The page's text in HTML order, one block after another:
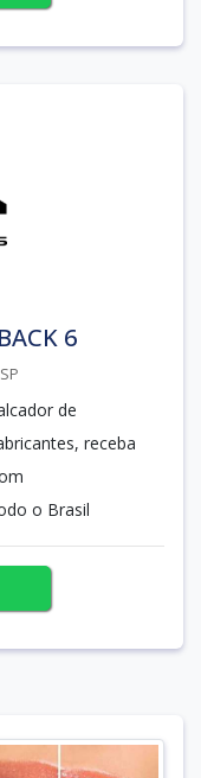
6
de
receba
o Brasil